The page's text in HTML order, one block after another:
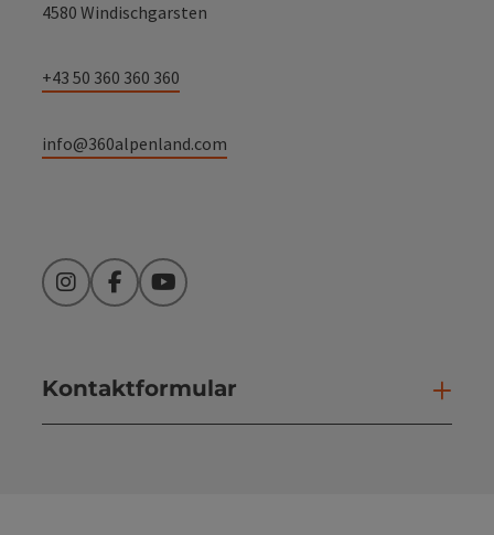
4580 Windischgarsten
+43 50 360 360 360
info@360alpenland.com
InstagramFacebookYouTube
Kontaktformular